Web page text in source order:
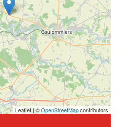
Leaflet | ©OpenStreetMapcontributors